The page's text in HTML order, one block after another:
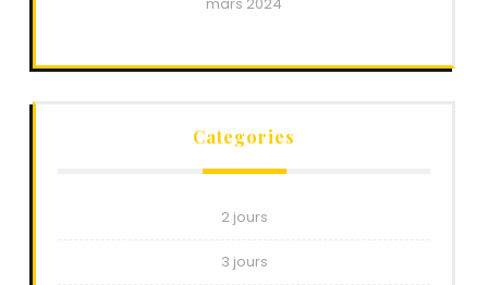
Categories
2 jours
3 jours